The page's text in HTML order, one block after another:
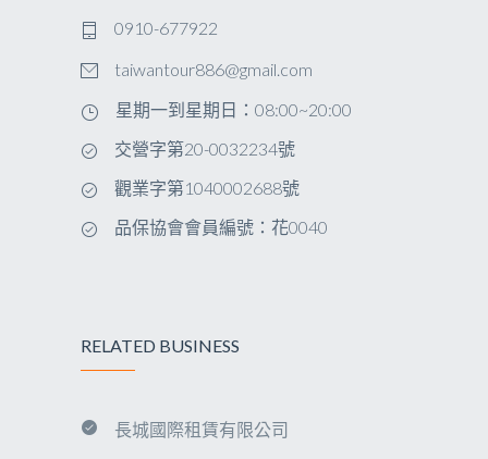
0910-677922
taiwantour886@gmail.com
星期一到星期日：08:00~20:00
交營字第20-0032234號
觀業字第1040002688號
品保協會會員編號：花0040
RELATED BUSINESS
長城國際租賃有限公司